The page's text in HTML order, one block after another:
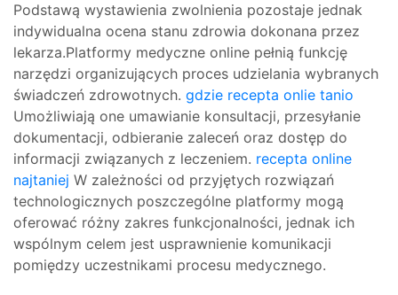
Podstawą wystawienia zwolnienia pozostaje jednak
indywidualna ocena stanu zdrowia dokonana przez
lekarza.Platformy medyczne online pełnią funkcję
narzędzi organizujących proces udzielania wybranych
świadczeń zdrowotnych. gdzie recepta onlie tanio
Umożliwiają one umawianie konsultacji, przesyłanie
dokumentacji, odbieranie zaleceń oraz dostęp do
informacji związanych z leczeniem. recepta online
najtaniej W zależności od przyjętych rozwiązań
technologicznych poszczególne platformy mogą
oferować różny zakres funkcjonalności, jednak ich
wspólnym celem jest usprawnienie komunikacji
pomiędzy uczestnikami procesu medycznego.